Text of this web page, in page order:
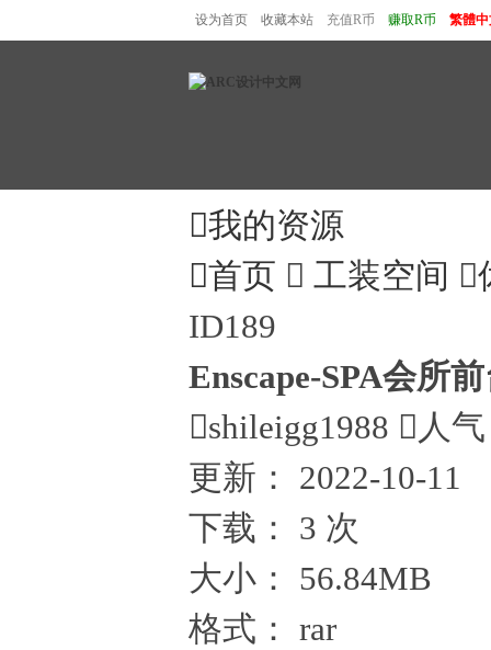
设为首页 收藏本站 充值R币 赚取R币 繁體中
我的资源
首页  工装空间 
ID189
Enscape-SPA会所
shileigg1988  人
更新：
2022-10-11
下载：
3 次
大小：
56.84MB
格式：
rar